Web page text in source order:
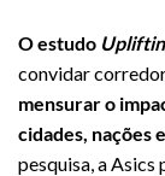
O estudo
convidar
mensurar o
cidades, nações
pesquisa, a